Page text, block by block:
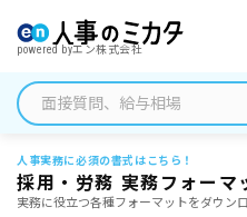
powered byエン株式会社
人事実務に必須の書式はこちら！
採用・労務 実務フォーマ
実務に役立つ各種フォーマットをダウン